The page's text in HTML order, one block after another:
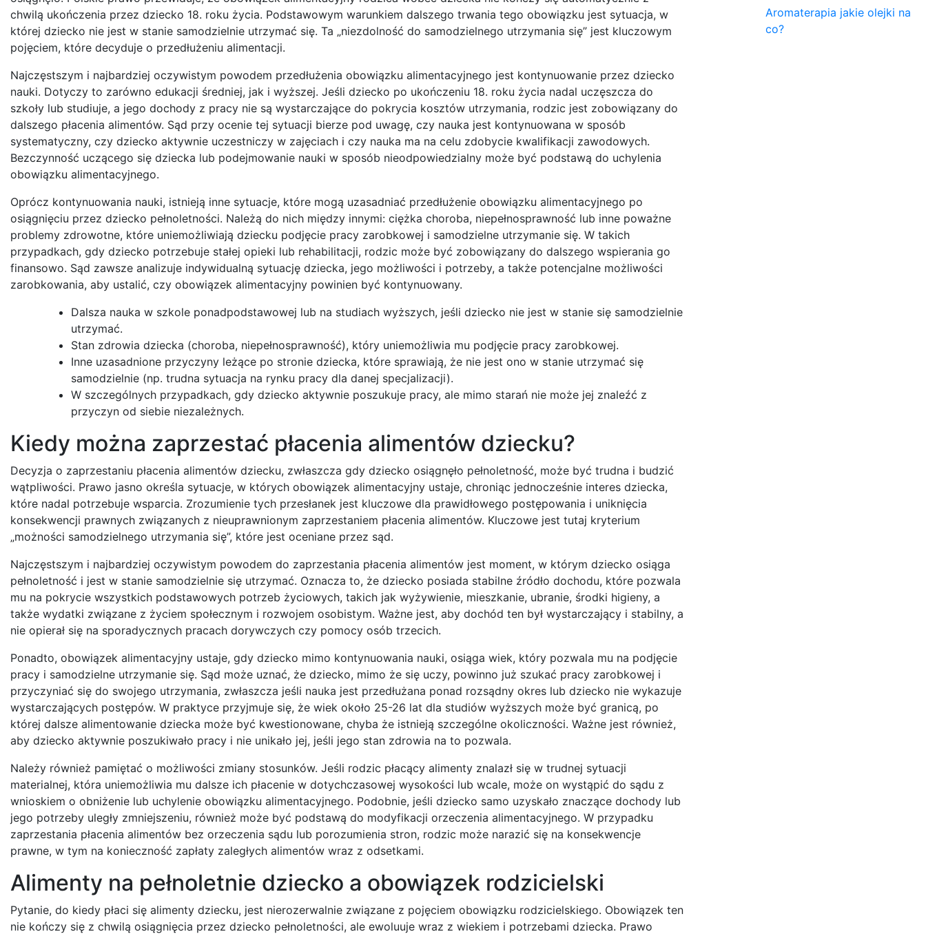
chwilą ukończenia przez dziecko 18. roku życia. Podstawowym warunkiem dalszego trwania tego obowiązku jest sytuacja, w
której dziecko nie jest w stanie samodzielnie utrzymać się. Ta „niezdolność do samodzielnego utrzymania się” jest kluczowym
pojęciem, które decyduje o przedłużeniu alimentacji.
Najczęstszym i najbardziej oczywistym powodem przedłużenia obowiązku alimentacyjnego jest kontynuowanie przez dziecko
nauki. Dotyczy to zarówno edukacji średniej, jak i wyższej. Jeśli dziecko po ukończeniu 18. roku życia nadal uczęszcza do
szkoły lub studiuje, a jego dochody z pracy nie są wystarczające do pokrycia kosztów utrzymania, rodzic jest zobowiązany do
dalszego płacenia alimentów. Sąd przy ocenie tej sytuacji bierze pod uwagę, czy nauka jest kontynuowana w sposób
systematyczny, czy dziecko aktywnie uczestniczy w zajęciach i czy nauka ma na celu zdobycie kwalifikacji zawodowych.
Bezczynność uczącego się dziecka lub podejmowanie nauki w sposób nieodpowiedzialny może być podstawą do uchylenia
obowiązku alimentacyjnego.
Oprócz kontynuowania nauki, istnieją inne sytuacje, które mogą uzasadniać przedłużenie obowiązku alimentacyjnego po
osiągnięciu przez dziecko pełnoletności. Należą do nich między innymi: ciężka choroba, niepełnosprawność lub inne poważne
problemy zdrowotne, które uniemożliwiają dziecku podjęcie pracy zarobkowej i samodzielne utrzymanie się. W takich
przypadkach, gdy dziecko potrzebuje stałej opieki lub rehabilitacji, rodzic może być zobowiązany do dalszego wspierania go
finansowo. Sąd zawsze analizuje indywidualną sytuację dziecka, jego możliwości i potrzeby, a także potencjalne możliwości
zarobkowania, aby ustalić, czy obowiązek alimentacyjny powinien być kontynuowany.
Dalsza nauka w szkole ponadpodstawowej lub na studiach wyższych, jeśli dziecko nie jest w stanie się samodzielnie
utrzymać.
Stan zdrowia dziecka (choroba, niepełnosprawność), który uniemożliwia mu podjęcie pracy zarobkowej.
Inne uzasadnione przyczyny leżące po stronie dziecka, które sprawiają, że nie jest ono w stanie utrzymać się
samodzielnie (np. trudna sytuacja na rynku pracy dla danej specjalizacji).
W szczególnych przypadkach, gdy dziecko aktywnie poszukuje pracy, ale mimo starań nie może jej znaleźć z
przyczyn od siebie niezależnych.
Kiedy można zaprzestać płacenia alimentów dziecku?
Decyzja o zaprzestaniu płacenia alimentów dziecku, zwłaszcza gdy dziecko osiągnęło pełnoletność, może być trudna i budzić
wątpliwości. Prawo jasno określa sytuacje, w których obowiązek alimentacyjny ustaje, chroniąc jednocześnie interes dziecka,
które nadal potrzebuje wsparcia. Zrozumienie tych przesłanek jest kluczowe dla prawidłowego postępowania i uniknięcia
konsekwencji prawnych związanych z nieuprawnionym zaprzestaniem płacenia alimentów. Kluczowe jest tutaj kryterium
„możności samodzielnego utrzymania się”, które jest oceniane przez sąd.
Najczęstszym i najbardziej oczywistym powodem do zaprzestania płacenia alimentów jest moment, w którym dziecko osiąga
pełnoletność i jest w stanie samodzielnie się utrzymać. Oznacza to, że dziecko posiada stabilne źródło dochodu, które pozwala
mu na pokrycie wszystkich podstawowych potrzeb życiowych, takich jak wyżywienie, mieszkanie, ubranie, środki higieny, a
także wydatki związane z życiem społecznym i rozwojem osobistym. Ważne jest, aby dochód ten był wystarczający i stabilny, a
nie opierał się na sporadycznych pracach dorywczych czy pomocy osób trzecich.
Ponadto, obowiązek alimentacyjny ustaje, gdy dziecko mimo kontynuowania nauki, osiąga wiek, który pozwala mu na podjęcie
pracy i samodzielne utrzymanie się. Sąd może uznać, że dziecko, mimo że się uczy, powinno już szukać pracy zarobkowej i
przyczyniać się do swojego utrzymania, zwłaszcza jeśli nauka jest przedłużana ponad rozsądny okres lub dziecko nie wykazuje
wystarczających postępów. W praktyce przyjmuje się, że wiek około 25-26 lat dla studiów wyższych może być granicą, po
której dalsze alimentowanie dziecka może być kwestionowane, chyba że istnieją szczególne okoliczności. Ważne jest również,
aby dziecko aktywnie poszukiwało pracy i nie unikało jej, jeśli jego stan zdrowia na to pozwala.
Należy również pamiętać o możliwości zmiany stosunków. Jeśli rodzic płacący alimenty znalazł się w trudnej sytuacji
materialnej, która uniemożliwia mu dalsze ich płacenie w dotychczasowej wysokości lub wcale, może on wystąpić do sądu z
wnioskiem o obniżenie lub uchylenie obowiązku alimentacyjnego. Podobnie, jeśli dziecko samo uzyskało znaczące dochody lub
jego potrzeby uległy zmniejszeniu, również może być podstawą do modyfikacji orzeczenia alimentacyjnego. W przypadku
zaprzestania płacenia alimentów bez orzeczenia sądu lub porozumienia stron, rodzic może narazić się na konsekwencje
prawne, w tym na konieczność zapłaty zaległych alimentów wraz z odsetkami.
Alimenty na pełnoletnie dziecko a obowiązek rodzicielski
Pytanie, do kiedy płaci się alimenty dziecku, jest nierozerwalnie związane z pojęciem obowiązku rodzicielskiego. Obowiązek ten
nie kończy się z chwilą osiągnięcia przez dziecko pełnoletności, ale ewoluuje wraz z wiekiem i potrzebami dziecka. Prawo
Aromaterapia jakie olejki na
co?